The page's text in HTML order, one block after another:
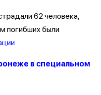
62 человека,
погибших были
.
в специальном